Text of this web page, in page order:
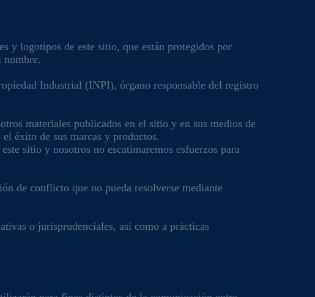
y logotipos de este sitio, que están protegidos por
nombre.
Industrial (INPI), órgano responsable del registro
materiales publicados en el sitio y en sus medios de
éxito de sus marcas y productos.
sitio y nosotros no escatimaremos esfuerzos para
de conflicto que no pueda resolverse mediante
o jurisprudenciales, así como a prácticas